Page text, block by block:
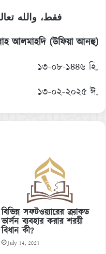
فقط، والله
আলমাহদি (উফিয়া আনহু)
১৩-০৮-১৪৪৬ হি.
১৩-০২-২০২৫ ঈ.
বিভিন্ন সফটওয়্যারের ক্র্যাকড
ভার্সন ব্যবহার করার শরয়ী
বিধান কী?
July 14, 2021